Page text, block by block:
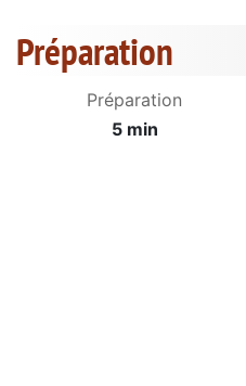
Préparation
Préparation
5 min